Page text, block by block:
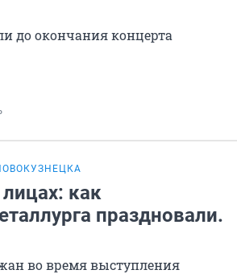
до окончания концерта
как
праздновали.
во время выступления